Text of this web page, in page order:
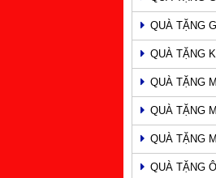
QUÀ TẶNG
QUÀ TẶNG
QUÀ TẶNG
QUÀ TẶNG
QUÀ TẶNG
QUÀ TẶNG